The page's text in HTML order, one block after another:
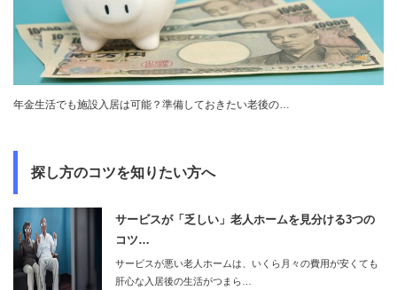
年金生活でも施設入居は可能？準備しておきたい老後の…
探し方のコツを知りたい方へ
サービスが「乏しい」老人ホームを見分ける3つの
コツ…
サービスが悪い老人ホームは、いくら月々の費用が安くても
肝心な入居後の生活がつまら…